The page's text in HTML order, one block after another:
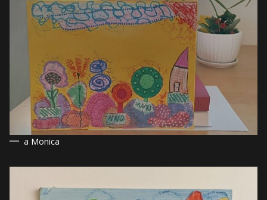
a Monica